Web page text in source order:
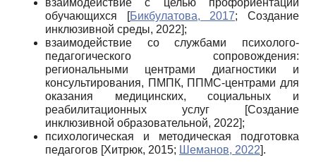
взаимодействие с целью профориентации
обучающихся
[Бикбулатова, 2017;Создание
инклюзивной среды, 2022];
взаимодействие со службами психолого-
педагогического сопровождения:
региональными центрами диагностики и
консультирования, ПМПК, ППМС-центрами для
оказания медицинских, социальных и
реабилитационных услуг
[Создание
инклюзивной образовательной, 2022];
психологическая и методическая подготовка
педагогов [Хитрюк, 2015; Шеманов, 2022].